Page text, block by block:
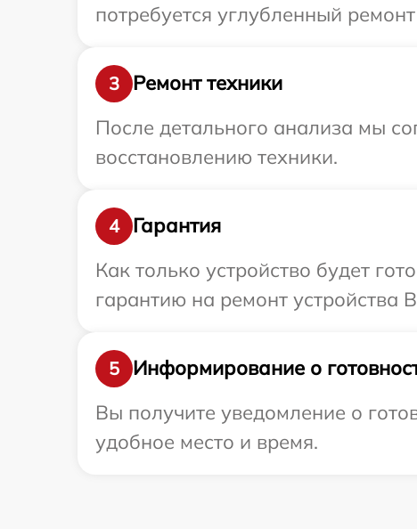
потребуется углубленный
3
Ремонт техники
После детального анализа мы
восстановлению техники.
4
Гарантия
Как только устройство будет
гарантию на ремонт устройства
5
Информирование о
Вы получите уведомление о
удобное место и время.